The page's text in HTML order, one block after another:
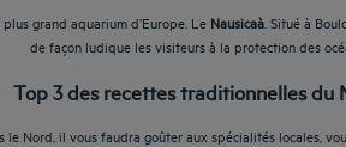
grand aquarium d’Europe. Le Nausicaà. Situé à
de façon ludique les visiteurs à la protection des
Top 3 des recettes traditionnelles du
le Nord, il vous faudra goûter aux spécialités locales,